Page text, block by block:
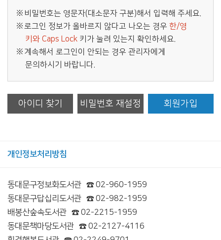
비밀번호는 영문자(대소문자 구분)해서 입력해 주세요.
로그인 정보가 올바르지 않다고 나오는 경우 한/영
키와 Caps Lock 키가 눌려 있는지 확인하세요.
계속해서 로그인이 안되는 경우 관리자에게
문의하시기 바랍니다.
아이디 찾기 비밀번호 재설정 회원가입
개인정보처리방침
동대문구정보화도서관 ☎ 02-960-1959
동대문구답십리도서관 ☎ 02-982-1959
배봉산숲속도서관 ☎ 02-2215-1959
동대문책마당도서관 ☎ 02-2127-4116